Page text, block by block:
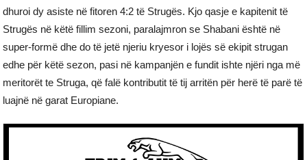
dhuroi dy asiste në fitoren 4:2 të Strugës. Kjo qasje e kapitenit të
Strugës në këtë fillim sezoni, paralajmron se Shabani është në
super-formë dhe do të jetë njeriu kryesor i lojës së ekipit strugan
edhe për këtë sezon, pasi në kampanjën e fundit ishte njëri nga më
meritorët te Struga, që falë kontributit të tij arritën për herë të parë të
luajnë në garat Europiane.